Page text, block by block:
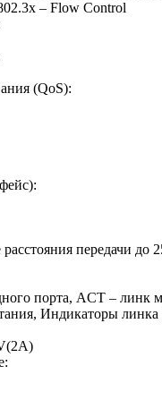
– Flow Control
(QoS):
:
передачи до
порта, ACT – линк
Индикаторы линка
: